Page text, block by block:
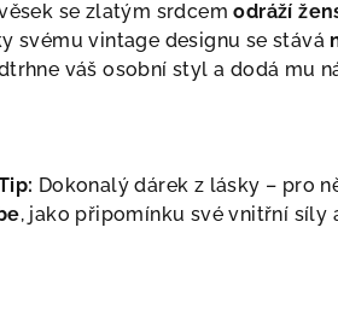
se zlatým srdcemodráží
svému vintage designu se stává
váš osobní styl a dodá mu
Dokonalý dárek z lásky – pro
, jako připomínku své vnitřní síly